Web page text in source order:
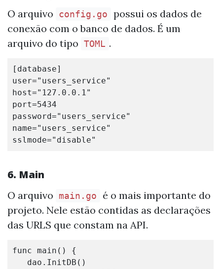
O arquivo config.go
possui os dados de
conexão com o banco de dados. É um
arquivo do tipo TOML .
[database]
user="users_service"
host="127.0.0.1"
port=5434
password="users_service"
name="users_service"
sslmode="disable"
6. Main
O arquivo main.go
é o mais importante do
projeto. Nele estão contidas as declarações
das URLS que constam na API.
func main ()
{
dao . InitDB ()